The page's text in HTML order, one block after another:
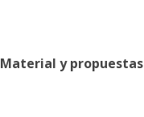
Material y propuestas